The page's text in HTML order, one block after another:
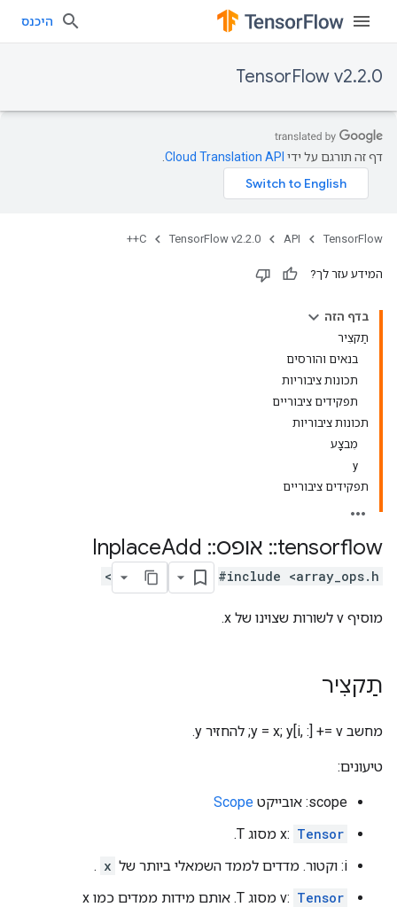
היכנס
TensorFlow v2.2.0
דף זה תורגם על ידי Cloud Translation API
TensorFlow
API
TensorFlow v2.2.0
C++
המידע עזר לך?
בדף הזה
תַקצִיר
בנאים והורסים
תכונות ציבוריות
תפקידים ציבוריים
תכונות ציבוריות
מִבצָע
y
תפקידים ציבוריים
tensorflow
:: אופס::
Add
#include <array_ops.h>
מוסיף v לשורות שצוינו של x.
תַקצִיר
מחשב y = x; y[i, :] += v; להחזיר y.
טיעונים:
scope: אובייקט
Scope
x: Tensor
מסוג T.
i: וקטור. מדדים לממד השמאלי ביותר של
x
.
v: Tensor
מסוג T. אותם מידות ממדים כמו x